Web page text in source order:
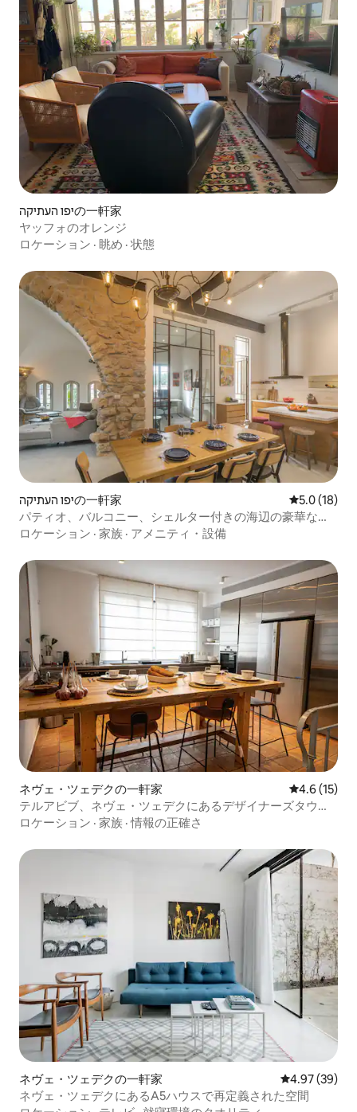
יפו העתיקהの一軒家
ヤッフォのオレンジ
ロケーション · 眺め · 状態
יפו העתיקהの一軒家 レビュー18
5.0 (18)
パティオ、バルコニー、シェルター付きの海辺の豪華な宿
泊先
ロケーション · 家族 · アメニティ・設備
ネヴェ・ツェデクの一軒家 レビュー15
4.6 (15)
テルアビブ、ネヴェ・ツェデクにあるデザイナーズタウン
ハウス
ロケーション · 家族 ·情報の正確さ
ネヴェ・ツェデクの一軒家 レビュー39
4.97 (39)
ネヴェ・ツェデクにあるA5ハウスで再定義された空間